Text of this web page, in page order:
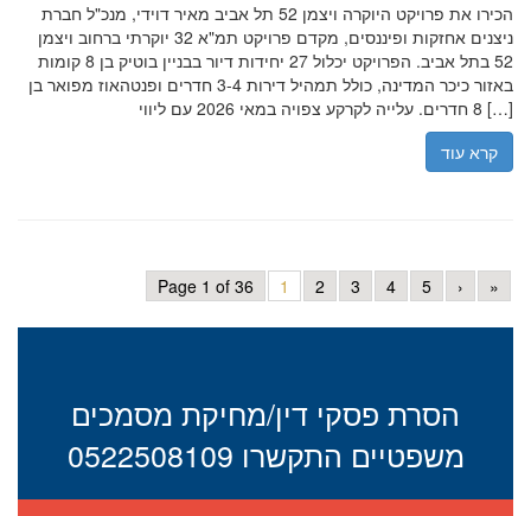
הכירו את פרויקט היוקרה ויצמן 52 תל אביב מאיר דוידי, מנכ"ל חברת
ניצנים אחזקות ופיננסים, מקדם פרויקט תמ"א 32 יוקרתי ברחוב ויצמן
52 בתל אביב. הפרויקט יכלול 27 יחידות דיור בבניין בוטיק בן 8 קומות
באזור כיכר המדינה, כולל תמהיל דירות 3-4 חדרים ופנטהאוז מפואר בן
8 חדרים. עלייה לקרקע צפויה במאי 2026 עם ליווי […]
קרא עוד
Page 1 of 36 1 2 3 4 5 › »
הסרת פסקי דין/מחיקת מסמכים
משפטיים התקשרו 0522508109